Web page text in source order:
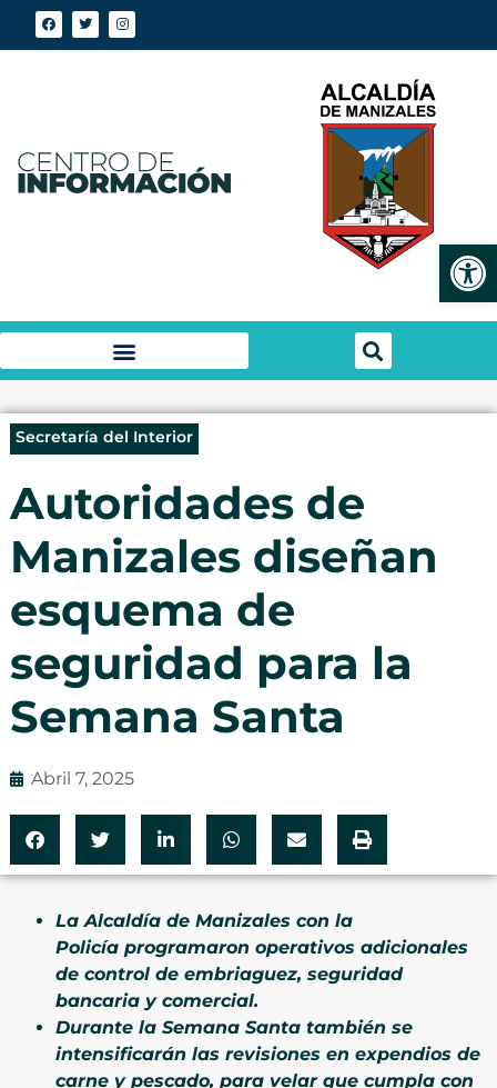
Secretaría del Interior
Autoridades de
Manizales diseñan
esquema de
seguridad para la
Semana Santa
Abril 7, 2025
La Alcaldía de Manizales con la
Policía programaron operativos adicionales
de control de embriaguez, seguridad
bancaria y comercial.
Durante la Semana Santa también se
intensificarán las revisiones en expendios de
carne y pescado, para velar que cumpla con